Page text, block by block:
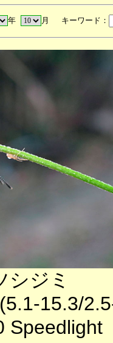
年 月 キーワード：
シジミ
15.3/
Speedlight